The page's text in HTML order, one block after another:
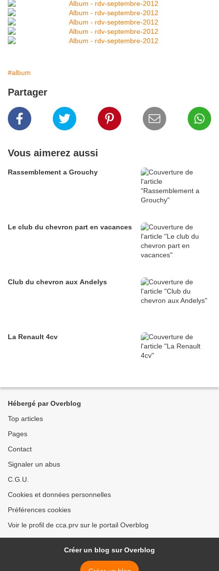
#album
Partager
Vous aimerez aussi
Rassemblement a Grouchy
Le club du chevron part en vacances
Club du chevron aux Andelys
La Renault 4cv
Hébergé par Overblog
Top articles
Pages
Contact
Signaler un abus
C.G.U.
Cookies et données personnelles
Préférences cookies
Voir le profil de cca.prv sur le portail Overblog
Créer un blog sur Overblog